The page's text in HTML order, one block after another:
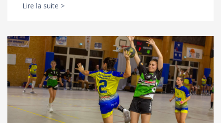
Lire la suite >